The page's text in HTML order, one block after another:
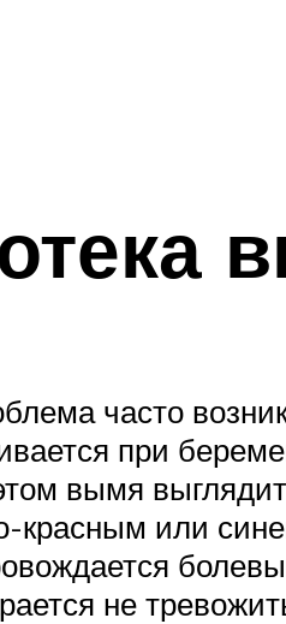
часто
при
вымя
красным или
не